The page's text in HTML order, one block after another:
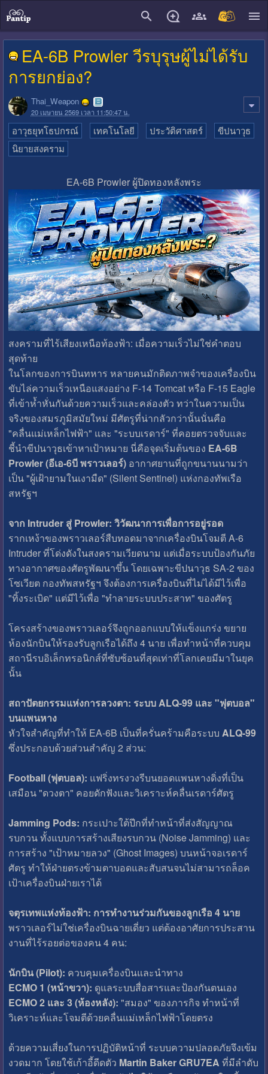
EA-6B Prowler วีรบุรุษผู้ไม่ได้รับ
การยกย่อง?
Thai_Weapon
20 เมษายน 2569 เวลา 11:50:47 น.
อาวุธยุทโธปกรณ์ เทคโนโลยี ประวัติศาสตร์
ขีปนาวุธ
นิยายสงคราม
EA-6B Prowler ผู้ปิดทองหลังพระ
สงครามที่ไร้เสียงเหนือท้องฟ้า: เมื่อความเร็วไม่ใช่คำตอบ
สุดท้าย
ในโลกของการบินทหาร หลายคนมักติดภาพจำของเครื่องบิน
ขับไล่ความเร็วเหนือแสงอย่าง F-14 Tomcat หรือ F-15 Eagle
ที่เข้าห้ำหั่นกันด้วยความเร็วและคล่องตัว ทว่าในความเป็น
จริงของสมรภูมิสมัยใหม่ มีศัตรูที่น่ากลัวกว่านั้นนั่นคือ
"คลื่นแม่เหล็กไฟฟ้า" และ "ระบบเรดาร์" ที่คอยตรวจจับและ
ชี้นำขีปนาวุธเข้าหาเป้าหมาย นี่คือจุดเริ่มต้นของ EA-6B
Prowler (อีเอ-6บี พราวเลอร์)อากาศยานที่ถูกขนานนามว่า
เป็น "ผู้เฝ้ายามในเงามืด" (Silent Sentinel) แห่งกองทัพเรือ
สหรัฐฯ
จาก Intruder สู่ Prowler: วิวัฒนาการเพื่อการอยู่รอด
รากเหง้าของพราวเลอร์สืบทอดมาจากเครื่องบินโจมตี A-6
Intruder ที่โด่งดังในสงครามเวียดนาม แต่เมื่อระบบป้องกันภัย
ทางอากาศของศัตรูพัฒนาขึ้น โดยเฉพาะขีปนาวุธ SA-2 ของ
โซเวียต กองทัพสหรัฐฯ จึงต้องการเครื่องบินที่ไม่ได้มีไว้เพื่อ
"ทิ้งระเบิด" แต่มีไว้เพื่อ "ทำลายระบบประสาท" ของศัตรู
โครงสร้างของพราวเลอร์จึงถูกออกแบบให้แข็งแกร่ง ขยาย
ห้องนักบินให้รองรับลูกเรือได้ถึง 4 นาย เพื่อทำหน้าที่ควบคุม
สถานีรบอิเล็กทรอนิกส์ที่ซับซ้อนที่สุดเท่าที่โลกเคยมีมาในยุค
นั้น
สถาปัตยกรรมแห่งการลวงตา: ระบบ ALQ-99 และ "ฟุตบอล"
บนแพนหาง
หัวใจสำคัญที่ทำให้ EA-6B เป็นที่ครั่นคร้ามคือระบบ ALQ-99
ซึ่งประกอบด้วยส่วนสำคัญ 2 ส่วน:
Football (ฟุตบอล): แฟริ่งทรงวงรีบนยอดแพนหางดิ่งที่เป็น
เสมือน "ดวงตา" คอยดักฟังและวิเคราะห์คลื่นเรดาร์ศัตรู
Jamming Pods: กระเปาะใต้ปีกที่ทำหน้าที่ส่งสัญญาณ
รบกวน ทั้งแบบการสร้างเสียงรบกวน (Noise Jamming) และ
การสร้าง "เป้าหมายลวง" (Ghost Images) บนหน้าจอเรดาร์
ศัตรู ทำให้ฝ่ายตรงข้ามตาบอดและสับสนจนไม่สามารถล็อค
เป้าเครื่องบินฝ่ายเราได้
จตุรเทพแห่งท้องฟ้า: การทำงานร่วมกันของลูกเรือ 4 นาย
พราวเลอร์ไม่ใช่เครื่องบินฉายเดี่ยว แต่ต้องอาศัยการประสาน
งานที่ไร้รอยต่อของคน 4 คน:
นักบิน (Pilot): ควบคุมเครื่องบินและนำทาง
ECMO 1 (หน้าขวา): ดูแลระบบสื่อสารและป้องกันตนเอง
ECMO 2 และ 3 (ห้องหลัง): "สมอง" ของภารกิจ ทำหน้าที่
วิเคราะห์และโจมตีด้วยคลื่นแม่เหล็กไฟฟ้าโดยตรง
ด้วยความเสี่ยงในการปฏิบัติหน้าที่ ระบบความปลอดภัยจึงเข้ม
งวดมาก โดยใช้เก้าอี้ดีดตัว Martin Baker GRU7EA ที่มีลำดับ
close